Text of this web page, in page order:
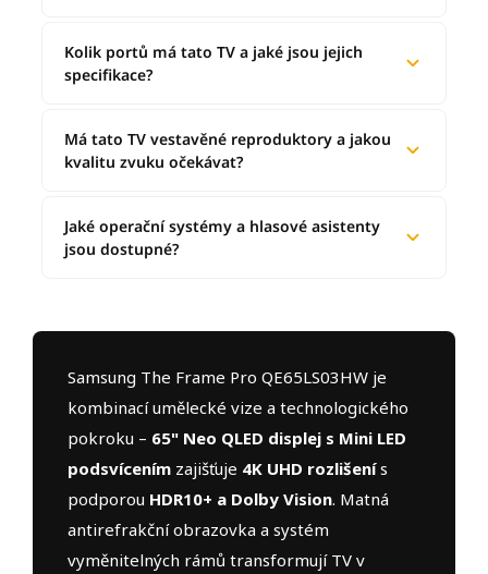
Kolik portů má tato TV a jaké jsou jejich
specifikace?
Má tato TV vestavěné reproduktory a jakou
kvalitu zvuku očekávat?
Jaké operační systémy a hlasové asistenty
jsou dostupné?
Samsung The Frame Pro QE65LS03HW je
kombinací umělecké vize a technologického
pokroku – 65" Neo QLED displej s Mini LED
podsvícením zajišťuje 4K UHD rozlišenís
podporou HDR10+ a Dolby Vision. Matná
antirefrakční obrazovka a systém
vyměnitelných rámů transformují TV v